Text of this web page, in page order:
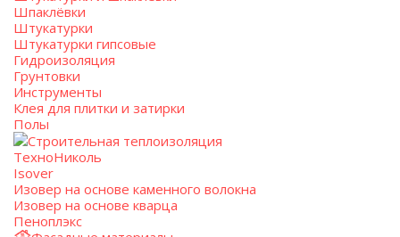
Шпаклёвки
Штукатурки
Штукатурки гипсовые
Гидроизоляция
Грунтовки
Инструменты
Клея для плитки и затирки
Полы
Строительная теплоизоляция
ТехноНиколь
Isover
Изовер на основе каменного волокна
Изовер на основе кварца
Пеноплэкс